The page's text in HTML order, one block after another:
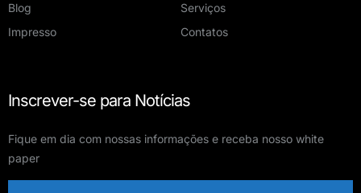
Blog
Serviços
Impresso
Contatos
Inscrever-se para Notícias
Fique em dia com nossas informações e receba nosso white
paper